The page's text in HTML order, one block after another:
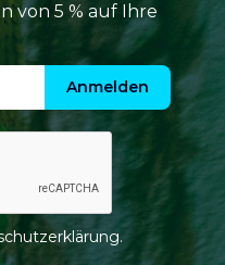
von 5 % auf Ihre
Anmelden
.